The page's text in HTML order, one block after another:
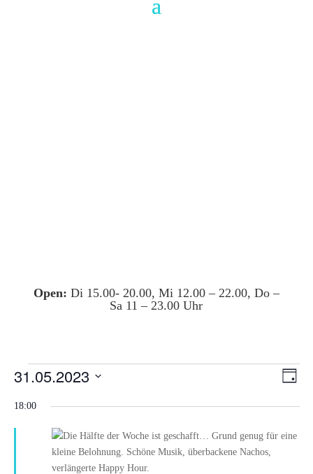
Open: Di 15.00- 20.00, Mi 12.00 – 22.00, Do –
Sa 11 – 23.00 Uhr
Veranstaltungen
31.
2023
Tag
31.05.2023
wählen.
18:00